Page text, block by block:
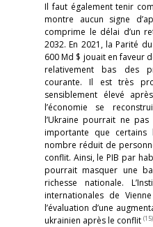
Il faut également tenir
montre aucun signe
comprime le délai d’un
2032. En 2021, la Parité
600 Md $ jouait en faveur
relativement bas des
courante. Il est très
sensiblement élevé
l’économie se
l’Ukraine pourrait ne
importante que
nombre réduit de
conflit. Ainsi, le PIB par
pourrait masquer une
richesse nationale.
internationales de
l’évaluation d’une
ukrainien après le conflit (15)